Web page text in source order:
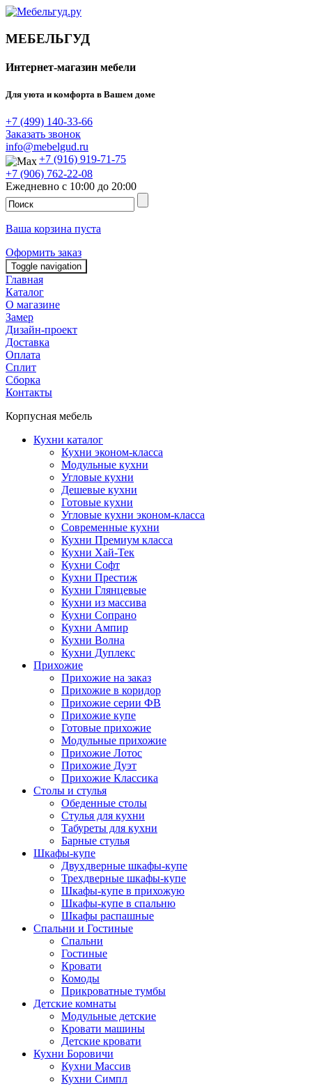
МЕБЕЛЬГУД
Интернет-магазин мебели
Для уюта и комфорта в Вашем доме
+7 (499) 140-33-66
Заказать звонок
info@mebelgud.ru
+7 (916) 919-71-75
+7 (906) 762-22-08
Ежедневно с 10:00 до 20:00
Ваша корзина пуста
Оформить заказ
Toggle navigation
Главная
Каталог
О магазине
Замер
Дизайн-проект
Доставка
Оплата
Сплит
Сборка
Контакты
Корпусная мебель
Кухни каталог
Кухни эконом-класса
Модульные кухни
Угловые кухни
Дешевые кухни
Готовые кухни
Угловые кухни эконом-класса
Современные кухни
Кухни Премиум класса
Кухни Хай-Тек
Кухни Софт
Кухни Престиж
Кухни Глянцевые
Кухни из массива
Кухни Сопрано
Кухни Ампир
Кухни Волна
Кухни Дуплекс
Прихожие
Прихожие на заказ
Прихожие в коридор
Прихожие серии ФВ
Прихожие купе
Готовые прихожие
Модульные прихожие
Прихожие Лотос
Прихожие Дуэт
Прихожие Классика
Столы и стулья
Обеденные столы
Стулья для кухни
Табуреты для кухни
Барные стулья
Шкафы-купе
Двухдверные шкафы-купе
Трехдверные шкафы-купе
Шкафы-купе в прихожую
Шкафы-купе в спальню
Шкафы распашные
Спальни и Гостиные
Спальни
Гостиные
Кровати
Комоды
Прикроватные тумбы
Детские комнаты
Модульные детские
Кровати машины
Детские кровати
Кухни Боровичи
Кухни Массив
Кухни Симпл